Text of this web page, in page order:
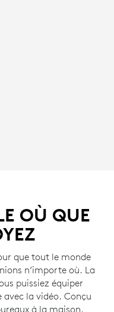
OÙ QUE
que tout le monde
n’importe où. La
puissiez équiper
avec la vidéo. Conçu
à la maison,